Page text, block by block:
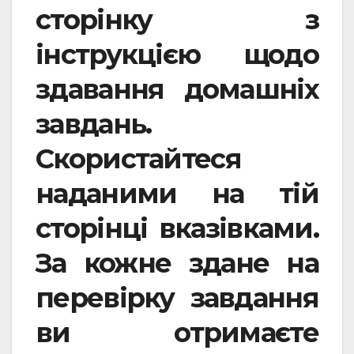
сторінку з
інструкцією щодо
здавання домашніх
завдань.
Скористайтеся
наданими на тій
сторінці вказівками.
За кожне здане на
перевірку завдання
ви отримаєте